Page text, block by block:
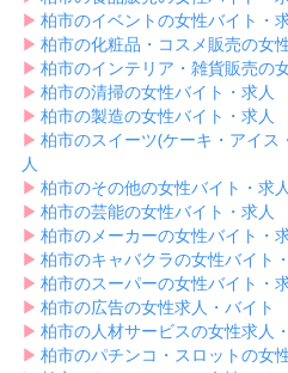
▶︎ 柏市のイベントの女性バイト・
▶︎ 柏市の化粧品・コスメ販売の女
▶︎ 柏市のインテリア・雑貨販売の
▶︎ 柏市の清掃の女性バイト・求人
▶︎ 柏市の製造の女性バイト・求人
▶︎ 柏市のスイーツ(ケーキ・アイ
人
▶︎ 柏市のその他の女性バイト・求人
▶︎ 柏市の芸能の女性バイト・求人
▶︎ 柏市のメーカーの女性バイト・
▶︎ 柏市のキャバクラの女性バイト
▶︎ 柏市のスーパーの女性バイト・
▶︎ 柏市の広告の女性求人・バイト
▶︎ 柏市の人材サービスの女性求人
▶︎ 柏市のパチンコ・スロットの女